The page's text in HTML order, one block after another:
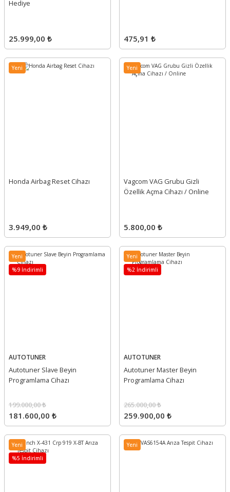
Hediye
25.999,00 ₺ 475,91 ₺
Yeni
Honda Airbag Reset Cihazı
3.949,00 ₺
Yeni
Vagcom VAG Grubu Gizli
Özellik Açma Cihazı / Online
5.800,00 ₺
Yeni
%9 İndirimli
AUTOTUNER
Autotuner Slave Beyin
Programlama Cihazı
181.600,00 ₺
199.000,00 ₺
Yeni
%2 İndirimli
AUTOTUNER
Autotuner Master Beyin
Programlama Cihazı
259.900,00 ₺
265.000,00 ₺
Yeni
%5 İndirimli
Yeni